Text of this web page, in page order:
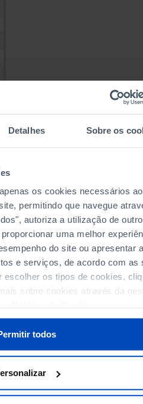
Detalhes Sobre os
os cookies necessários ao
permitindo que navegue
autoriza a utilização de
uma melhor
do site ou apresentar
e serviços, de acordo com as
escolher os tipos de cookies,
sobre cookies através da
todos
in Portugal: perinatal and neonatal in